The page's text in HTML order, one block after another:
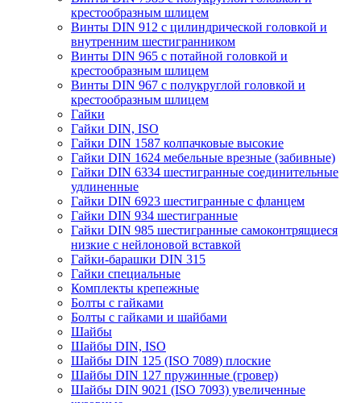
крестообразным шлицем
Винты DIN 912 с цилиндрической головкой и
внутренним шестигранником
Винты DIN 965 с потайной головкой и
крестообразным шлицем
Винты DIN 967 с полукруглой головкой и
крестообразным шлицем
Гайки
Гайки DIN, ISO
Гайки DIN 1587 колпачковые высокие
Гайки DIN 1624 мебельные врезные (забивные)
Гайки DIN 6334 шестигранные соединительные
удлиненные
Гайки DIN 6923 шестигранные с фланцем
Гайки DIN 934 шестигранные
Гайки DIN 985 шестигранные самоконтрящиеся
низкие с нейлоновой вставкой
Гайки-барашки DIN 315
Гайки специальные
Комплекты крепежные
Болты с гайками
Болты с гайками и шайбами
Шайбы
Шайбы DIN, ISO
Шайбы DIN 125 (ISO 7089) плоские
Шайбы DIN 127 пружинные (гровер)
Шайбы DIN 9021 (ISO 7093) увеличенные